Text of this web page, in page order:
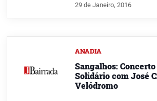
29 de Janeiro, 2016
ANADIA
Sangalhos: Concerto
Solidário com José
Velódromo